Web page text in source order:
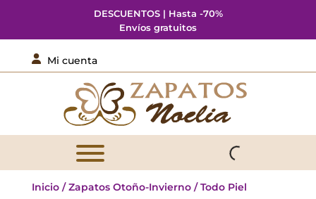
DESCUENTOS | Hasta -70%
Envíos gratuitos
 Mi cuenta
Inicio/Zapatos Otoño-Invierno/Todo Piel